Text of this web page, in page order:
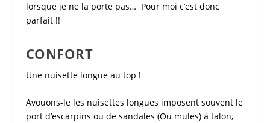
lorsque je ne la porte pas… Pour moi c’est donc
parfait !!
CONFORT
Une nuisette longueau top !
Avouons-le les nuisettes longues imposent souvent le
port d’escarpins ou de sandales (Ou mules) à talon,